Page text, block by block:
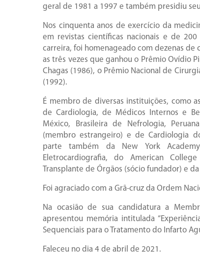
geral de 1981 a 1997 e também presidiu
Nos cinquenta anos de exercício da
em revistas científicas nacionais e de
carreira, foi homenageado com dezenas de
as três vezes que ganhou o Prêmio Ovídio
Chagas (1986), o Prêmio Nacional de
(1992).
É membro de diversas instituições, como
de Cardiologia, de Médicos Internos e
México, Brasileira de Nefrologia,
(membro estrangeiro) e de Cardiologia
parte também da New York
Eletrocardiografia, do American
Transplante de Órgãos (sócio fundador) e
Foi agraciado com a Grã-cruz da Ordem
Na ocasião de sua candidatura a
apresentou memória intitulada
Sequenciais para o Tratamento do Infarto
Faleceu no dia 4 de abril de 2021.